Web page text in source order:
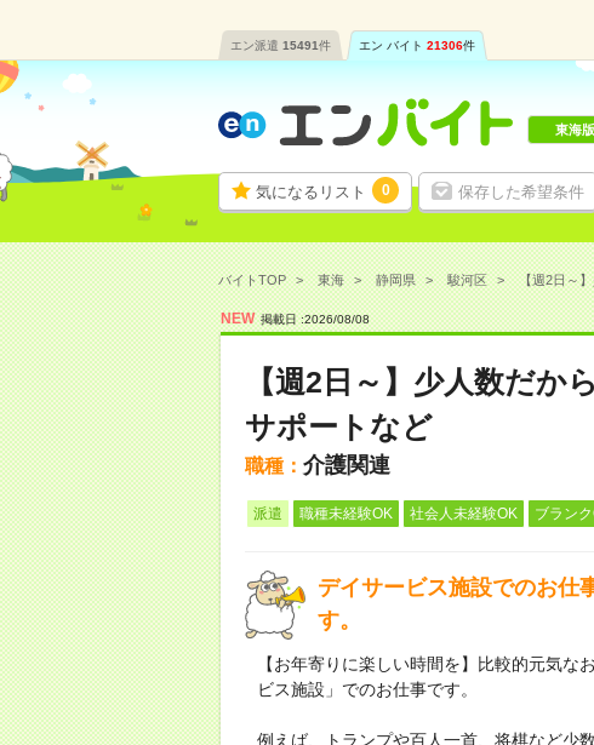
エン派遣 15491件 エン バイト 21306件
気になるリスト 0 保存した希望条件
東海版
バイトTOP 東海 静岡県 駿河区 【週2日～
NEW 掲載日 :2026/08/08
【週2日～】少人数だか
サポートなど
職種： 介護関連
派遣 職種未経験OK 社会人未経験OK ブラン
デイサービス施設でのお仕
す。
【お年寄りに楽しい時間を】比較的元気
ビス施設」でのお仕事です。
例えば、トランプや百人一首、将棋など少